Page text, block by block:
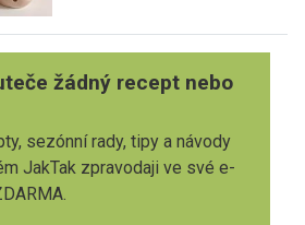
žádný recept nebo
sezónní rady, tipy a návody
JakTak zpravodaji ve své e-